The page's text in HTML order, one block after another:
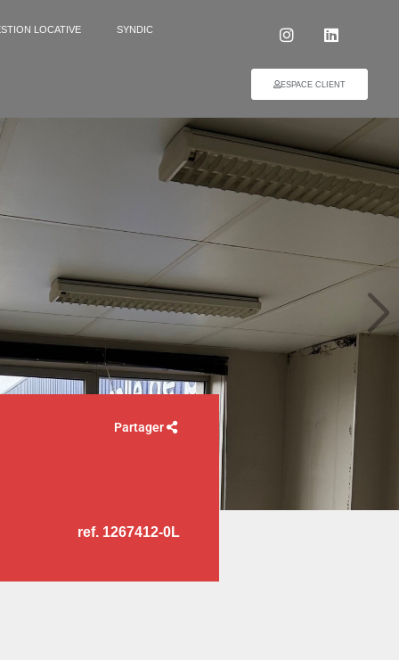
LOCATIVE SYNDIC
ESPACE CLIENT
Partager
ref. 1267412-0L